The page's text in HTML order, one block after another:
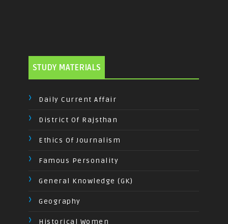
STUDY MATERIALS
Daily Current Affair
District Of Rajsthan
Ethics Of Journalism
Famous Personality
General Knowledge (GK)
Geography
Historical Women